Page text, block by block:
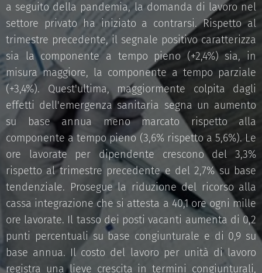
a seguito della pandemia, la domanda di lavoro nel
settore privato ha iniziato a contrarsi. Rispetto al
trimestre precedente, il segnale positivo caratterizza
sia la componente a tempo pieno (+2,4%) sia, in
misura maggiore, la componente a tempo parziale
(+3,4%). Quest'ultima, maggiormente colpita dagli
effetti dell'emergenza sanitaria segna un aumento
su base annua meno marcato rispetto alla
componente a tempo pieno (3,6% rispetto a 5,6%). Le
ore lavorate per dipendente crescono del 3,3%
rispetto al trimestre precedente e del 2,7% su base
tendenziale. Prosegue la riduzione del ricorso alla
cassa integrazione che si attesta a 40,1 ore ogni mille
ore lavorate. Il tasso dei posti vacanti aumenta di 0,2
punti percentuali su base congiunturale e di 0,9 su
base annua. Il costo del lavoro per unità di lavoro
registra una lieve crescita in termini congiunturali,